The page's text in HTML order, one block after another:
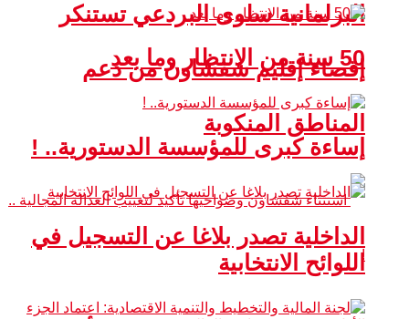
البرلمانية سلوى البردعي تستنكر
إقصاء إقليم شفشاون من دعم
المناطق المنكوبة
50 سنة من الانتظار وما بعد
إساءة كبرى للمؤسسة الدستورية.. !
الداخلية تصدر بلاغا عن التسجيل في
اللوائح الانتخابية